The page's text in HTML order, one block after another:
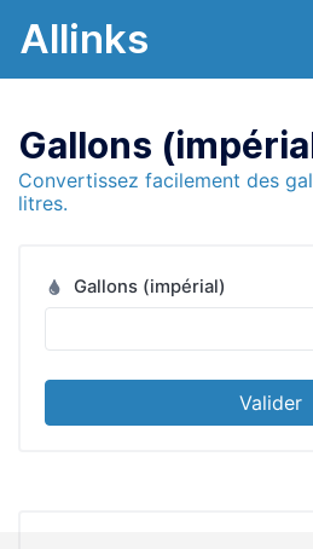
Allinks
Gallons
Convertissez facilement des
litres.
Gallons (impérial)
Valider